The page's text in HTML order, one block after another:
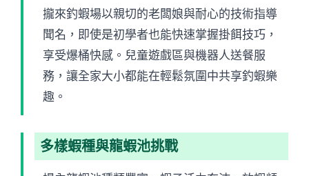
攏來釣蝦場以親切的老闆娘與耐心的技術指導
聞名，即使是初學者也能快速掌握掛餌技巧，
享受爆桶快感。兒童遊戲區與機器人送餐服
務，讓全家大小都能在輕鬆氛圍中共享釣蝦樂
趣。
多樣蝦種與龍蝦池挑戰